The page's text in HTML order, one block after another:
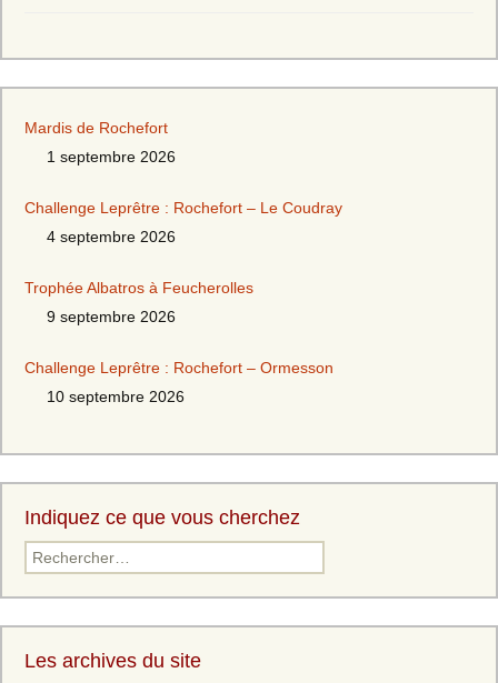
Mardis de Rochefort
1 septembre 2026
Challenge Leprêtre : Rochefort – Le Coudray
4 septembre 2026
Trophée Albatros à Feucherolles
9 septembre 2026
Challenge Leprêtre : Rochefort – Ormesson
10 septembre 2026
Indiquez ce que vous cherchez
Les archives du site